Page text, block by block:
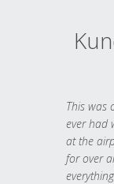
This was
ever had
at the
for over